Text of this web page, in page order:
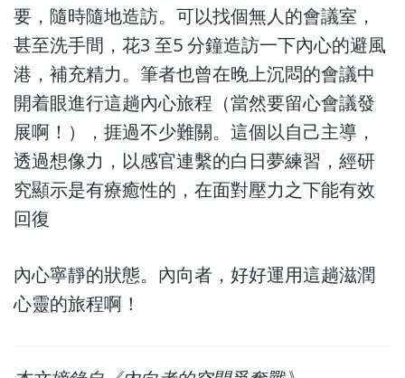
要，隨時隨地造訪。可以找個無人的會議室，
甚至洗手間，花3 至5 分鐘造訪一下內心的避風
港，補充精力。筆者也曾在晚上沉悶的會議中
開着眼進行這趟內心旅程（當然要留心會議發
展啊！），捱過不少難關。這個以自己主導，
透過想像力，以感官連繫的白日夢練習，經研
究顯示是有療癒性的，在面對壓力之下能有效
回復
內心寧靜的狀態。內向者，好好運用這趟滋潤
心靈的旅程啊！